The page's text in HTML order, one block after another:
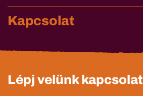
Kapcsolat
Lépj velünk